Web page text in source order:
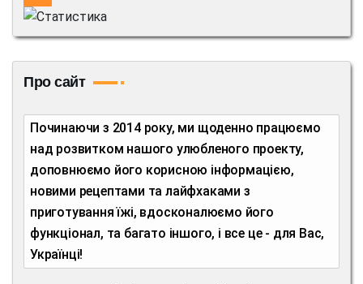
Про сайт
Починаючи з 2014 року, ми щоденно працюємо
над розвитком нашого улюбленого проекту,
доповнюємо його корисною інформацією,
новими рецептами та лайфхаками з
приготування їжі, вдосконалюємо його
функціонал, та багато іншого, і все це - для Вас,
Українці!